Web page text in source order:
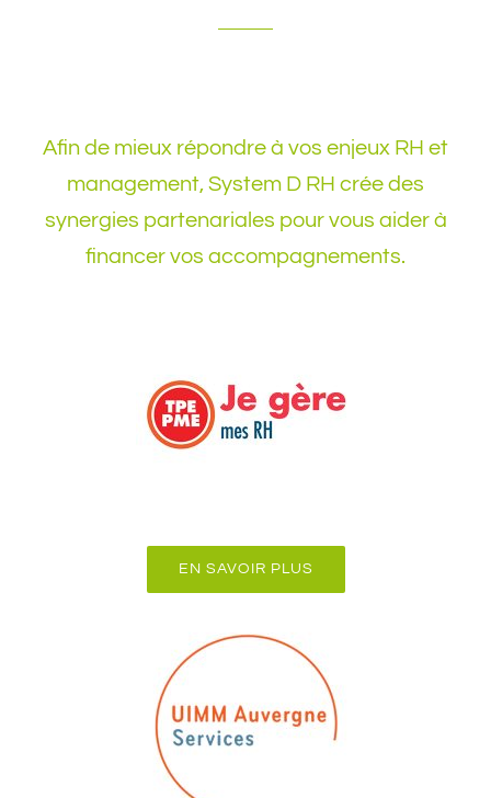
Afin de mieux répondre à vos enjeux RH et
management, System D RH crée des
synergies partenariales pour vous aider à
financer vos accompagnements.
EN SAVOIR PLUS